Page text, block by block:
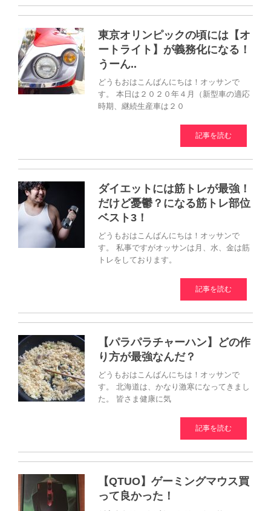
東京オリンピックの頃には【オ
ートライト】が義務化になる！
うーん..
どうもおはこんばんにちは！オッサンで
す。 本日は２０２０年４月（新型車の適応
時期、継続生産車は２０
記事を読む
ダイエットには筋トレが最強！
だけど憂鬱？になる筋トレ部位
ベスト3！
どうもおはこんばんにちは！オッサンで
す。 私事ですがオッサンは月、水、金は筋
トレをしております。
記事を読む
【パラパラチャーハン】どの作
り方が最強なんだ？
どうもおはこんばんにちは！オッサンで
す。 北海道は、かなり激寒になってきまし
た。 皆さま健康に気
記事を読む
【QTUO】ゲーミングマウス買
って良かった！